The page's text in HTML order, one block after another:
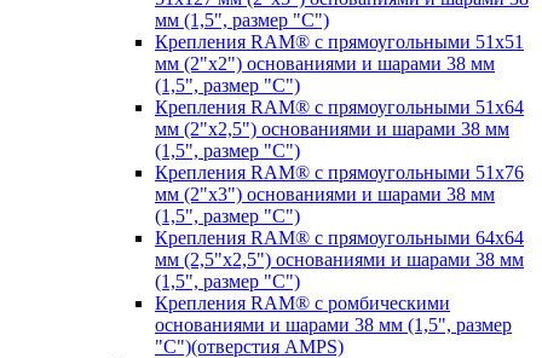
мм (1,5", размер "C")
Крепления RAM® с прямоугольными 51х51
мм (2"х2") основаниями и шарами 38 мм
(1,5", размер "C")
Крепления RAM® с прямоугольными 51х64
мм (2"х2,5") основаниями и шарами 38 мм
(1,5", размер "C")
Крепления RAM® с прямоугольными 51х76
мм (2"х3") основаниями и шарами 38 мм
(1,5", размер "C")
Крепления RAM® с прямоугольными 64х64
мм (2,5"х2,5") основаниями и шарами 38 мм
(1,5", размер "C")
Крепления RAM® с ромбическими
основаниями и шарами 38 мм (1,5", размер
"C")(отверстия AMPS)